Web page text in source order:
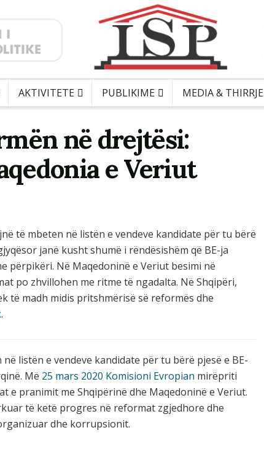
AKTIVITETE PUBLIKIME MEDIA & THIRRJE
në drejtësi:
e Veriut
të mbeten në listën e vendeve kandidate për tu bërë
janë kusht shumë i rëndësishëm që BE-ja
përpikëri. Në Maqedoninë e Veriut besimi në
po zhvillohen me ritme të ngadalta. Në Shqipëri,
të madh midis pritshmërisë së reformës dhe
.
listën e vendeve kandidate për tu bërë pjesë e BE-
Më 25 mars 2020 Komisioni Evropian mirëpriti
e pranimit me Shqipërinë dhe Maqedoninë e Veriut.
të ketë progres në reformat zgjedhore dhe
dhe korrupsionit.